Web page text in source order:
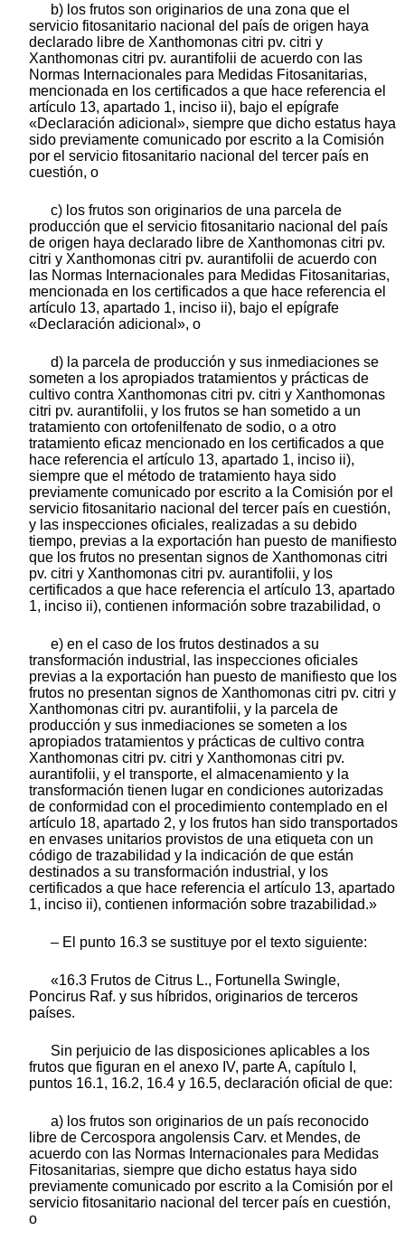
b) los frutos son originarios de una zona que el
servicio fitosanitario nacional del país de origen haya
declarado libre de Xanthomonas citri pv. citri y
Xanthomonas citri pv. aurantifolii de acuerdo con las
Normas Internacionales para Medidas Fitosanitarias,
mencionada en los certificados a que hace referencia el
artículo 13, apartado 1, inciso ii), bajo el epígrafe
«Declaración adicional», siempre que dicho estatus haya
sido previamente comunicado por escrito a la Comisión
por el servicio fitosanitario nacional del tercer país en
cuestión, o
c) los frutos son originarios de una parcela de
producción que el servicio fitosanitario nacional del país
de origen haya declarado libre de Xanthomonas citri pv.
citri y Xanthomonas citri pv. aurantifolii de acuerdo con
las Normas Internacionales para Medidas Fitosanitarias,
mencionada en los certificados a que hace referencia el
artículo 13, apartado 1, inciso ii), bajo el epígrafe
«Declaración adicional», o
d) la parcela de producción y sus inmediaciones se
someten a los apropiados tratamientos y prácticas de
cultivo contra Xanthomonas citri pv. citri y Xanthomonas
citri pv. aurantifolii, y los frutos se han sometido a un
tratamiento con ortofenilfenato de sodio, o a otro
tratamiento eficaz mencionado en los certificados a que
hace referencia el artículo 13, apartado 1, inciso ii),
siempre que el método de tratamiento haya sido
previamente comunicado por escrito a la Comisión por el
servicio fitosanitario nacional del tercer país en cuestión,
y las inspecciones oficiales, realizadas a su debido
tiempo, previas a la exportación han puesto de manifiesto
que los frutos no presentan signos de Xanthomonas citri
pv. citri y Xanthomonas citri pv. aurantifolii, y los
certificados a que hace referencia el artículo 13, apartado
1, inciso ii), contienen información sobre trazabilidad, o
e) en el caso de los frutos destinados a su
transformación industrial, las inspecciones oficiales
previas a la exportación han puesto de manifiesto que los
frutos no presentan signos de Xanthomonas citri pv. citri y
Xanthomonas citri pv. aurantifolii, y la parcela de
producción y sus inmediaciones se someten a los
apropiados tratamientos y prácticas de cultivo contra
Xanthomonas citri pv. citri y Xanthomonas citri pv.
aurantifolii, y el transporte, el almacenamiento y la
transformación tienen lugar en condiciones autorizadas
de conformidad con el procedimiento contemplado en el
artículo 18, apartado 2, y los frutos han sido transportados
en envases unitarios provistos de una etiqueta con un
código de trazabilidad y la indicación de que están
destinados a su transformación industrial, y los
certificados a que hace referencia el artículo 13, apartado
1, inciso ii), contienen información sobre trazabilidad.»
– El punto 16.3 se sustituye por el texto siguiente:
«16.3 Frutos de Citrus L., Fortunella Swingle,
Poncirus Raf. y sus híbridos, originarios de terceros
países.
Sin perjuicio de las disposiciones aplicables a los
frutos que figuran en el anexo IV, parte A, capítulo I,
puntos 16.1, 16.2, 16.4 y 16.5, declaración oficial de que:
a) los frutos son originarios de un país reconocido
libre de Cercospora angolensis Carv. et Mendes, de
acuerdo con las Normas Internacionales para Medidas
Fitosanitarias, siempre que dicho estatus haya sido
previamente comunicado por escrito a la Comisión por el
servicio fitosanitario nacional del tercer país en cuestión,
o